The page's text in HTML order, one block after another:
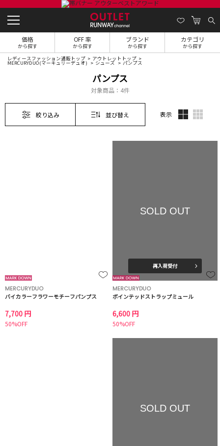
価格
から探す
OFF 率
から探す
ブランド
から探す
カテゴリ
から探す
レディースファッション通販トップ アウトレットトップ
MERCURYDUO(マーキュリーデュオ) シューズ パンプス
パンプス
対象商品： 4件
絞り込み 並び替え 表示
MERCURYDUO
バイカラーフラワーモチーフパンプス
7,700 円
50%OFF
SOLD OUT
再入荷受付
MERCURYDUO
ポインテッドストラップミュール
6,600 円
50%OFF
SOLD OUT